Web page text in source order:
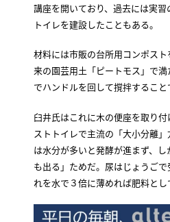
講座を開いており、過去には実
トイレを建設したこともある。
材料には市販の台所用コンポス
来の園芸用土「ピートモス」で
でハンドルを回して撹拌すること
臼井氏はこれに木の便座を取り
ストトイレで主流の「大小分離
は水分が多いと発酵が進まず、
も出る」ためだ。尿はじょうご
れを水で３倍に薄めれば肥料とし